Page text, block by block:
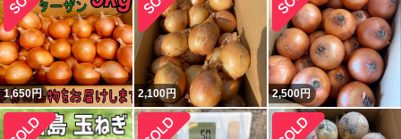
1,650円 2,100円 2,500円